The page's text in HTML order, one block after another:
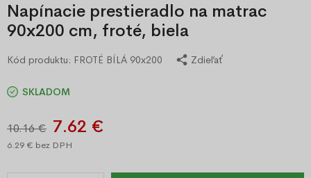
Napínacie prestieradlo na matrac
90x200 cm, froté, biela
Kód produktu: FROTÉ BÍLÁ 90x200 Zdieľať
SKLADOM
10.16 € 7.62 €
6.29 € bez DPH